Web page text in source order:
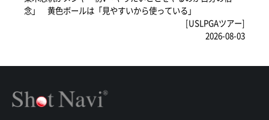
念」 黄色ボールは「見やすいから使っている」
[USLPGAツアー]
2026-08-03